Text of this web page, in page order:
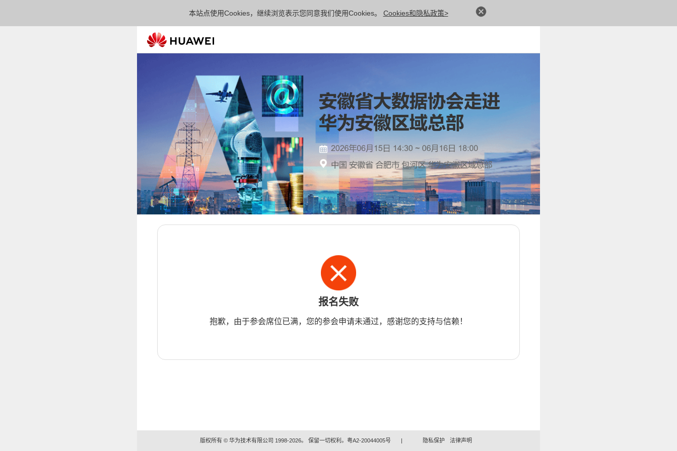
本站点使用Cookies，继续浏览表示您同意我们使用Cookies。 Cookies和隐私政策>
报名失败
抱歉，由于参会席位已满，您的参会申请未通过，感谢您的支持与信赖！
版权所有 © 华为技术有限公司 1998-2026。 保留一切权利。粤A2-20044005号 | 隐私保护 法律声明